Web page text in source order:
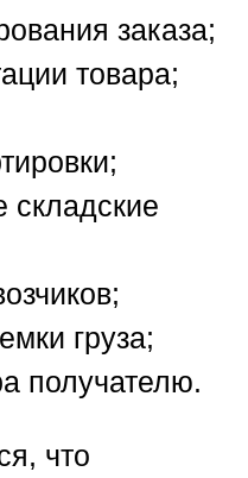
заказа;
товара;
складские
груза;
получателю.
что